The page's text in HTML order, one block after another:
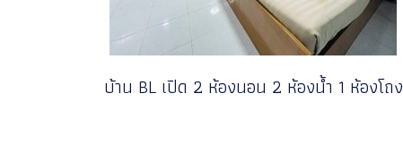
บ้าน BL เปิด 2 ห้องนอน 2 ห้องน้ำ 1 ห้องโถง